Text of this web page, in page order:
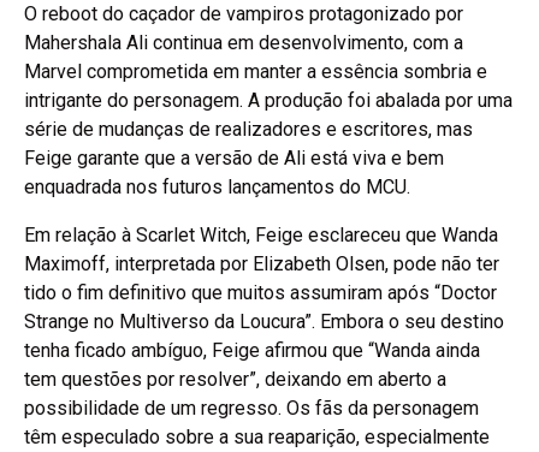
O reboot do caçador de vampiros protagonizado por
Mahershala Ali continua em desenvolvimento, com a
Marvel comprometida em manter a essência sombria e
intrigante do personagem. A produção foi abalada por uma
série de mudanças de realizadores e escritores, mas
Feige garante que a versão de Ali está viva e bem
enquadrada nos futuros lançamentos do MCU.
Em relação à Scarlet Witch, Feige esclareceu que Wanda
Maximoff, interpretada por Elizabeth Olsen, pode não ter
tido o fim definitivo que muitos assumiram após “Doctor
Strange no Multiverso da Loucura”. Embora o seu destino
tenha ficado ambíguo, Feige afirmou que “Wanda ainda
tem questões por resolver”, deixando em aberto a
possibilidade de um regresso. Os fãs da personagem
têm especulado sobre a sua reaparição, especialmente